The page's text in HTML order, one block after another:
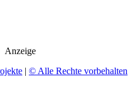
Anzeige
© Alle Rechte vorbehalten